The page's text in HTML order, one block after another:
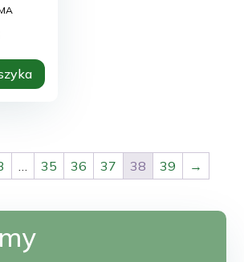
35 36 37 38 39 →